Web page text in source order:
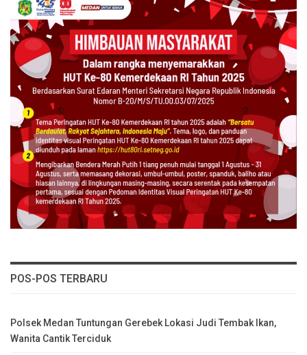
POS-POS TERBARU
Polsek Medan Tuntungan Gerebek Lokasi Judi Tembak Ikan,
Wanita Cantik Terciduk